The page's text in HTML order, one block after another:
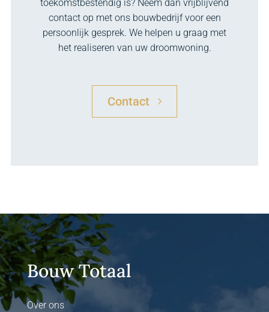
toekomstbestendig is? Neem dan vrijblijvend
contact op met ons bouwbedrijf voor een
persoonlijk gesprek. We helpen u graag met
het realiseren van uw droomwoning.
Contact
Bouw Totaal
Over ons